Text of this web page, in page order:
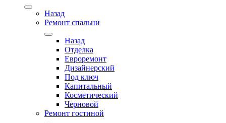
Назад
Ремонт спальни
Назад
Отделка
Евроремонт
Дизайнерский
Под ключ
Капитальный
Косметический
Черновой
Ремонт гостиной